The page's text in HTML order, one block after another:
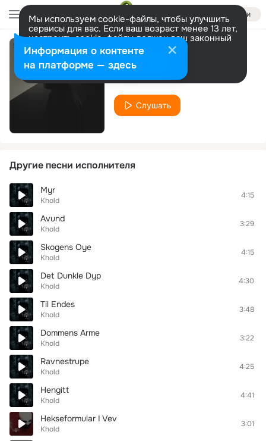
Войти
Мы используем cookie-файлы, чтобы улучшить
сервисы для вас. Если ваш возраст менее 13 лет,
настроить cookie-файлы должен ваш законный
представитель. Больше информации
Разрешить все Настроить
Skarpretter
Khold
Слушать
Другие песни исполнителя
Myr
Khold
4:15
Avund
Khold
3:29
Skogens Oye
Khold
4:15
Det Dunkle Dyp
Khold
4:30
Til Endes
Khold
3:48
Dommens Arme
Khold
3:22
Ravnestrupe
Khold
4:25
Hengitt
Khold
4:41
Hekseformular I Vev
Khold
3:01
Информация о контенте
на платформе — здесь